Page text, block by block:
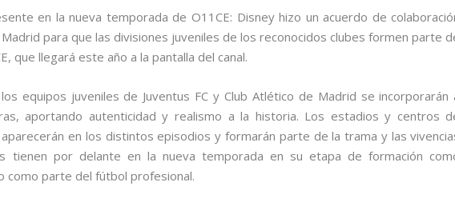
en la nueva temporada de O11CE: Disney hizo un acuerdo de
para que las divisiones juveniles de los reconocidos clubes formen parte
que llegará este año a la pantalla del canal.
equipos juveniles de Juventus FC y Club Atlético de Madrid se incorporarán
aportando autenticidad y realismo a la historia. Los estadios y centros
en los distintos episodios y formarán parte de la trama y las
tienen por delante en la nueva temporada en su etapa de formación
como parte del fútbol profesional.